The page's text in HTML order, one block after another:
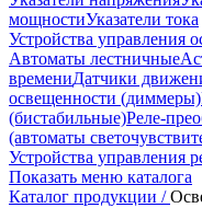
мощностиУказатели тока
Устройства управления
Автоматы лестничные
времениДатчики
освещенности (диммеры)
(бистабильные)Реле-
(автоматы
Устройства управления
Показать меню каталога
Каталог продукции /